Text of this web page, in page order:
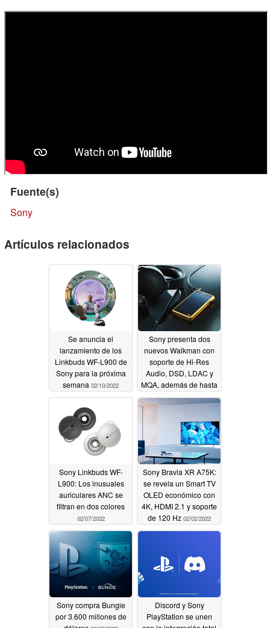
Fuente(s)
Sony
Artículos relacionados
Se anuncia el
lanzamiento de los
Linkbuds WF-L900 de
Sony para la próxima
semana 02/10/2022
Sony presenta dos
nuevos Walkman con
soporte de Hi-Res
Audio, DSD, LDAC y
MQA, además de hasta
40 horas de duración
de la batería
Sony Linkbuds WF-
L900: Los inusuales
auriculares ANC se
filtran en dos colores
02/07/2022
Sony Bravia XR A75K:
se revela un Smart TV
OLED económico con
4K, HDMI 2.1 y soporte
de 120 Hz 02/02/2022
Sony compra Bungie
por 3.600 millones de
Discord y Sony
PlayStation se unen